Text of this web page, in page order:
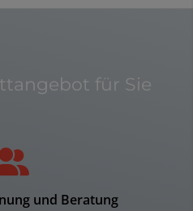
für Sie
und Beratung